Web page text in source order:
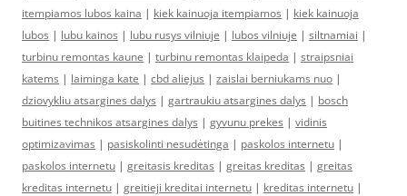
itempiamos lubos kaina | kiek kainuoja itempiamos | kiek kainuoja
lubos | lubu kainos | lubu rusys vilniuje | lubos vilniuje | siltnamiai |
turbinu remontas kaune | turbinu remontas klaipeda | straipsniai
katems | laiminga kate | cbd aliejus | zaislai berniukams nuo |
dziovykliu atsargines dalys | gartraukiu atsargines dalys | bosch
buitines technikos atsargines dalys | gyvunu prekes | vidinis
optimizavimas | pasiskolinti nesudėtinga | paskolos internetu |
paskolos internetu | greitasis kreditas | greitas kreditas | greitas
kreditas internetu | greitieji kreditai internetu | kreditas internetu |